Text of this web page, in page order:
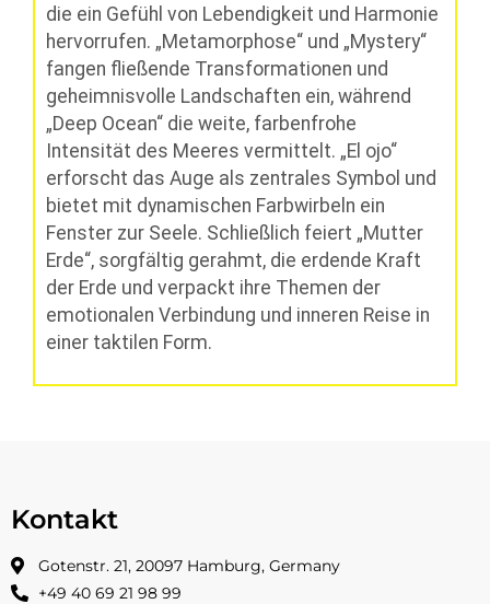
die ein Gefühl von Lebendigkeit und Harmonie
hervorrufen. „Metamorphose“ und „Mystery“
fangen fließende Transformationen und
geheimnisvolle Landschaften ein, während
„Deep Ocean“ die weite, farbenfrohe
Intensität des Meeres vermittelt. „El ojo“
erforscht das Auge als zentrales Symbol und
bietet mit dynamischen Farbwirbeln ein
Fenster zur Seele. Schließlich feiert „Mutter
Erde“, sorgfältig gerahmt, die erdende Kraft
der Erde und verpackt ihre Themen der
emotionalen Verbindung und inneren Reise in
einer taktilen Form.
Kontakt
Gotenstr. 21, 20097 Hamburg, Germany
+49 40 69 21 98 99